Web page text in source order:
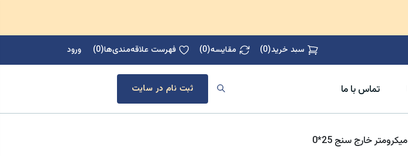
سبد خرید(
0
) مقایسه(
0
) فهرست علاقه‌مندی‌ها(
0
) ورود
تماس با ما ثبت نام در سایت
میکرومتر خارج سنج 25*0